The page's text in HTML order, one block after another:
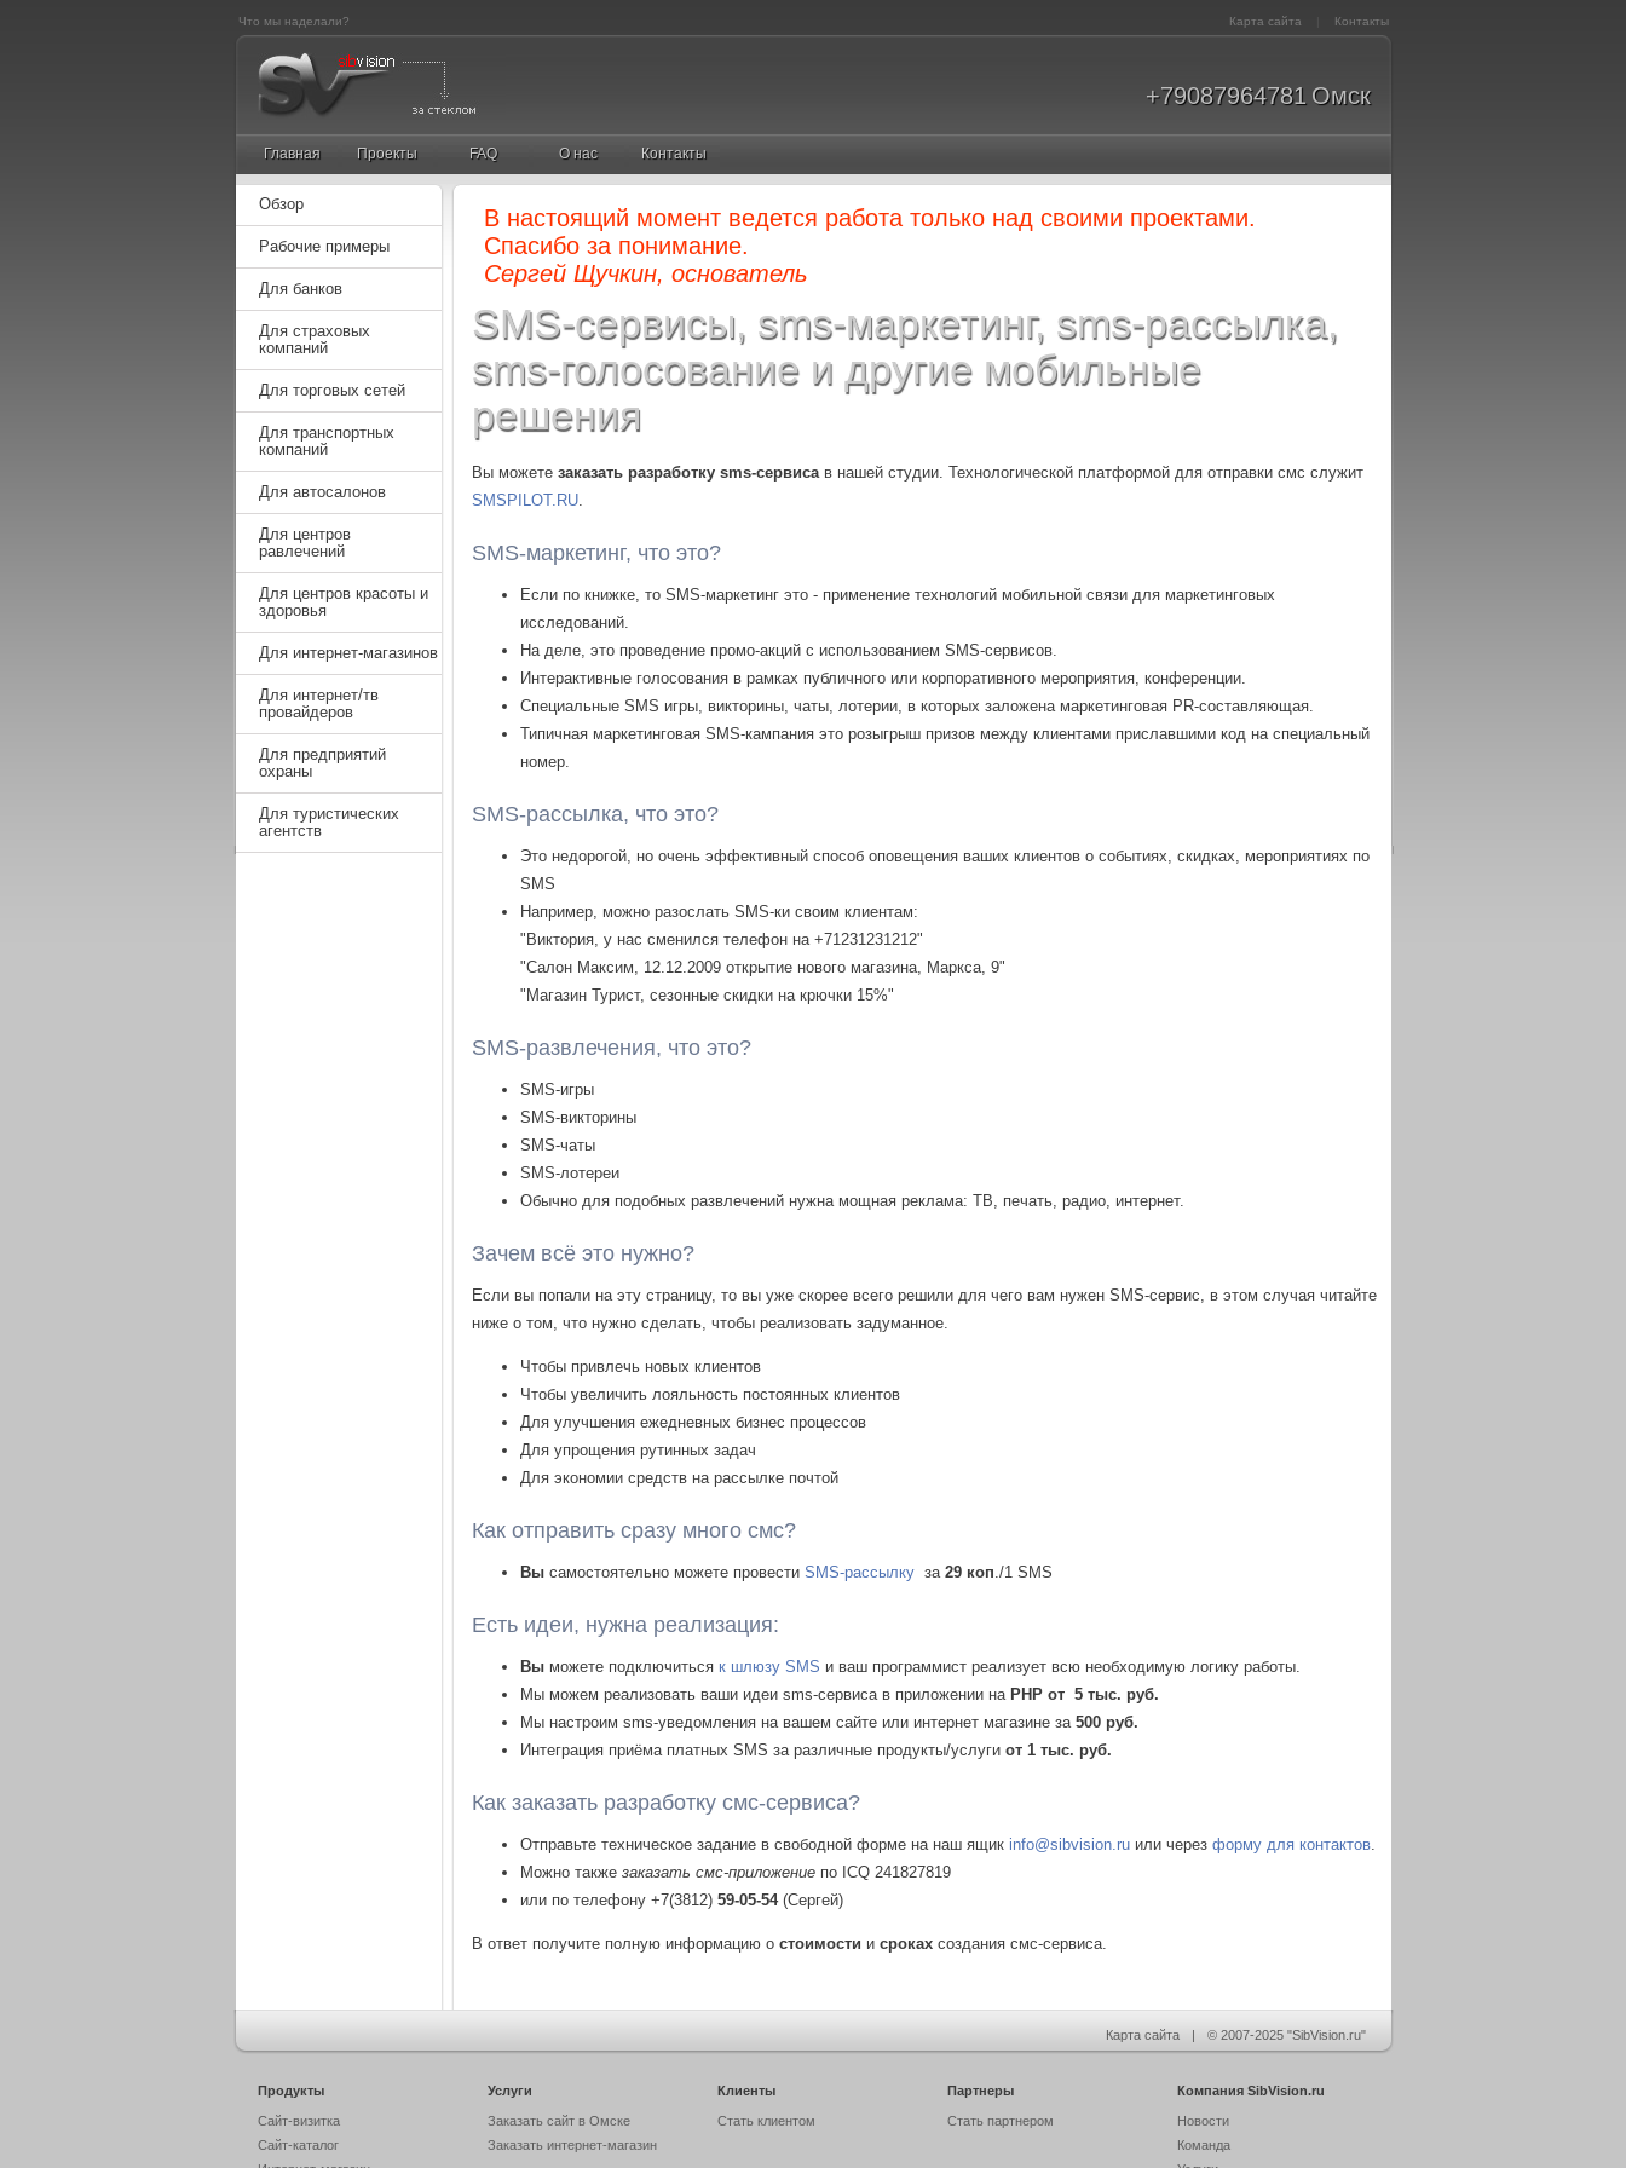
Что мы наделали? Карта сайта Контакты
+79087964781 Омск
Главная Проекты FAQ О нас Контакты
Обзор
Рабочие примеры
Для банков
Для страховых
компаний
Для торговых сетей
Для транспортных
компаний
Для автосалонов
Для центров
равлечений
Для центров красоты и
здоровья
Для интернет-магазинов
Для интернет/тв
провайдеров
Для предприятий
охраны
Для туристических
агентств
В настоящий момент ведется работа только над своими проектами.
Спасибо за понимание.
Сергей Щучкин, основатель
SMS-сервисы, sms-маркетинг, sms-рассылка,
sms-голосование и другие мобильные
решения
Вы можете заказать разработку sms-сервисав нашей студии. Технологической платформой для отправки смс служит
SMSPILOT.RU.
SMS-маркетинг, что это?
Если по книжке, то SMS-маркетинг это - применение технологий мобильной связи для маркетинговых
исследований.
На деле, это проведение промо-акций с использованием SMS-сервисов.
Интерактивные голосования в рамках публичного или корпоративного мероприятия, конференции.
Специальные SMS игры, викторины, чаты, лотерии, в которых заложена маркетинговая PR-составляющая.
Типичная маркетинговая SMS-кампания это розыгрыш призов между клиентами приславшими код на специальный
номер.
SMS-рассылка, что это?
Это недорогой, но очень эффективный способ оповещения ваших клиентов о событиях, скидках, мероприятиях по
SMS
Например, можно разослать SMS-ки своим клиентам:
"Виктория, у нас сменился телефон на +71231231212"
"Салон Максим, 12.12.2009 открытие нового магазина, Маркса, 9"
"Магазин Турист, сезонные скидки на крючки 15%"
SMS-развлечения, что это?
SMS-игры
SMS-викторины
SMS-чаты
SMS-лотереи
Обычно для подобных развлечений нужна мощная реклама: ТВ, печать, радио, интернет.
Зачем всё это нужно?
Если вы попали на эту страницу, то вы уже скорее всего решили для чего вам нужен SMS-сервис, в этом случая читайте
ниже о том, что нужно сделать, чтобы реализовать задуманное.
Чтобы привлечь новых клиентов
Чтобы увеличить лояльность постоянных клиентов
Для улучшения ежедневных бизнес процессов
Для упрощения рутинных задач
Для экономии средств на рассылке почтой
Как отправить сразу много смс?
Высамостоятельно можете провести SMS-рассылкуза 29 коп./1 SMS
Есть идеи, нужна реализация:
Выможете подключиться к шлюзу SMS и ваш программист реализует всю необходимую логику работы.
Мы можем реализовать ваши идеи sms-сервиса в приложении на PHP от 5 тыс. руб.
Мы настроим sms-уведомления на вашем сайте или интернет магазине за 500 руб.
Интеграция приёма платных SMS за различные продукты/услуги от 1 тыс. руб.
Как заказать разработку смс-сервиса?
Отправьте техническое задание в свободной форме на наш ящик info@sibvision.ruили через форму для контактов.
Можно также заказать смс-приложениепо ICQ 241827819
или по телефону +7(3812) 59-05-54(Сергей)
В ответ получите полную информацию о стоимости и сроках создания смс-сервиса.
Карта сайта | © 2007-2025 "SibVision.ru"
Продукты
Сайт-визитка
Сайт-каталог
Услуги
Заказать сайт в Омске
Заказать интернет-магазин
Клиенты
Стать клиентом
Пaртнеры
Стать партнером
Компания SibVision.ru
Новости
Команда